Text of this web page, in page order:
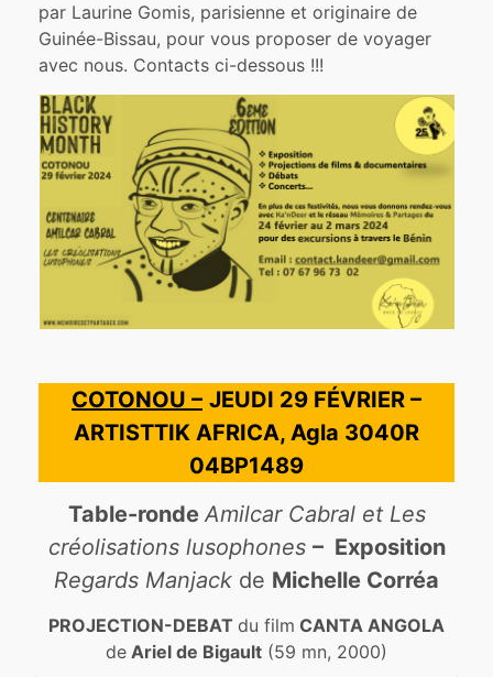
par Laurine Gomis, parisienne et originaire de
Guinée-Bissau, pour vous proposer de voyager
avec nous. Contacts ci-dessous !!!
COTONOU – JEUDI 29 FÉVRIER –
ARTISTTIK AFRICA, Agla 3040R
04BP1489
Table-rondeAmilcar Cabral et Les
créolisations lusophones – Exposition
Regards Manjack de Michelle Corréa
PROJECTION-DEBAT du film CANTA ANGOLA
de Ariel de Bigault (59 mn, 2000)